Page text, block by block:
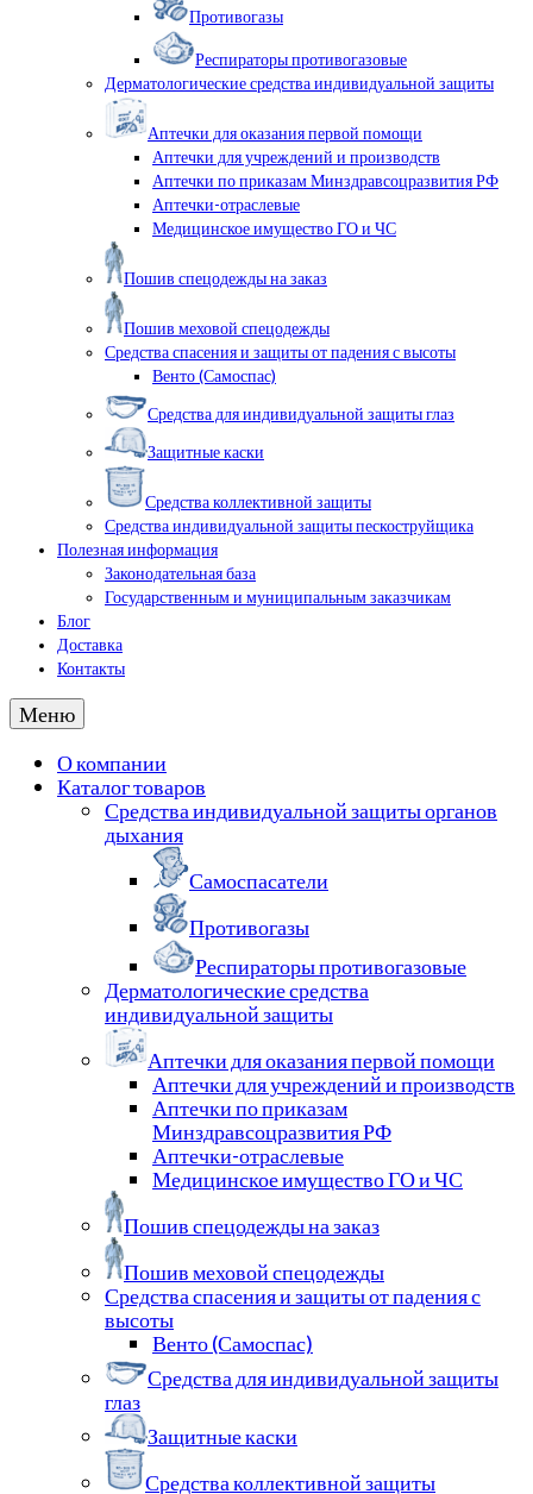
Противогазы
Респираторы противогазовые
Дерматологические средства индивидуальной защиты
Аптечки для оказания первой помощи
Аптечки для учреждений и производств
Аптечки по приказам Минздравсоцразвития РФ
Аптечки-отраслевые
Медицинское имущество ГО и ЧС
Пошив спецодежды на заказ
Пошив меховой спецодежды
Средства спасения и защиты от падения с высоты
Венто (Самоспас)
Средства для индивидуальной защиты глаз
Защитные каски
Средства коллективной защиты
Средства индивидуальной защиты пескоструйщика
Полезная информация
Законодательная база
Государственным и муниципальным заказчикам
Блог
Доставка
Контакты
Меню
О компании
Каталог товаров
Средства индивидуальной защиты органов
дыхания
Самоспасатели
Противогазы
Респираторы противогазовые
Дерматологические средства
индивидуальной защиты
Аптечки для оказания первой помощи
Аптечки для учреждений и производств
Аптечки по приказам
Минздравсоцразвития РФ
Аптечки-отраслевые
Медицинское имущество ГО и ЧС
Пошив спецодежды на заказ
Пошив меховой спецодежды
Средства спасения и защиты от падения с
высоты
Венто (Самоспас)
Средства для индивидуальной защиты
глаз
Защитные каски
Средства коллективной защиты